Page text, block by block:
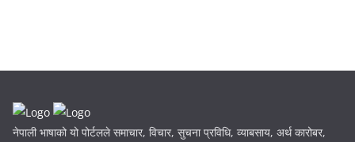
नेपाली भाषाको यो पोर्टलले समाचार, विचार, सुचना प्रविधि, व्याबसाय, अर्थ कारोबर,